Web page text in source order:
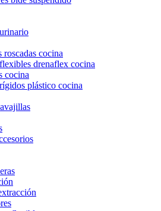
roscadas cocina
drenaflex cocina
cocina
plástico cocina